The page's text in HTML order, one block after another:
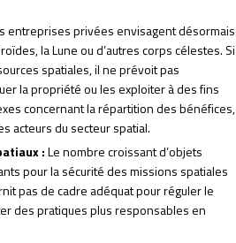
entreprises privées envisagent désormais
la Lune ou d’autres corps célestes. Si
spatiales, il ne prévoit pas
la propriété ou les exploiter à des fins
concernant la répartition des bénéfices,
acteurs du secteur spatial.
:Le nombre croissant d’objets
pour la sécurité des missions spatiales
pas de cadre adéquat pour réguler le
des pratiques plus responsables en